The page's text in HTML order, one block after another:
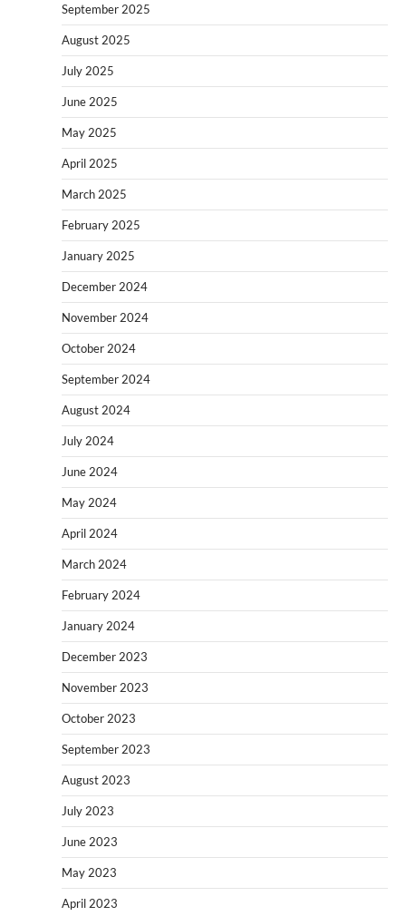
September 2025
August 2025
July 2025
June 2025
May 2025
April 2025
March 2025
February 2025
January 2025
December 2024
November 2024
October 2024
September 2024
August 2024
July 2024
June 2024
May 2024
April 2024
March 2024
February 2024
January 2024
December 2023
November 2023
October 2023
September 2023
August 2023
July 2023
June 2023
May 2023
April 2023